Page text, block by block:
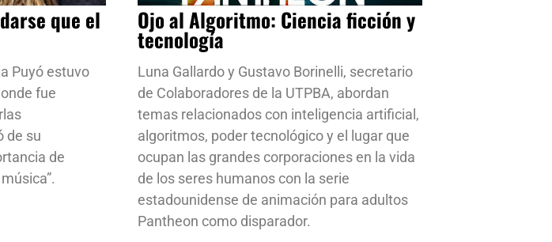
que el
Puyó estuvo
fue
de su
de
Ojo al Algoritmo: Ciencia ficción y
tecnología
Luna Gallardo y Gustavo Borinelli, secretario
de Colaboradores de la UTPBA, abordan
temas relacionados con inteligencia artificial,
algoritmos, poder tecnológico y el lugar que
ocupan las grandes corporaciones en la vida
de los seres humanos con la serie
estadounidense de animación para adultos
Pantheon como disparador.